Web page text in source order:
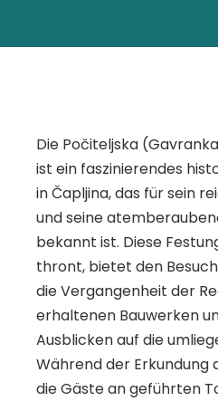
Die Počiteljska
ist ein faszinierendes
in Čapljina, das für sein
und seine
bekannt ist. Diese
thront, bietet den
die Vergangenheit der
erhaltenen Bauwerken
Ausblicken auf die
Während der Erkundung
die Gäste an geführten